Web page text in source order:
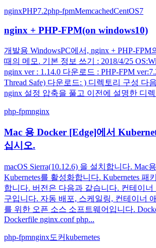
nginxPHP7.2php-fpmMemcachedCentOS7
nginx + PHP-FPM(on windows10)
개발용 WindowsPC에서, nginx + PHP-
때의 메모. 기본 정보 쓰기 : 2018/4/25
nginx ver : 1.14.0 다운로드 : PHP-FPM
Thread Safe) 다운로드: ) 디렉토리 구성 다
nginx 설정 압축을 풀고 이전에 설명한 디
php-fpmnginx
Mac 용 Docker [Edge]에서
십시오.
macOS Sierra(10.12.6) 을 설치합니다. Mac
Kubernetes를 활성화합니다. Kubernetes 패
합니다. 버전은 다음과 같습니다. 컨테이너
구입니다. 자동 배포, 스케일링, 컨테이너
를 위한 오픈 소스 소프트웨어입니다.
Dockerfile nginx.conf php...
php-fpmnginx도커kubernetes